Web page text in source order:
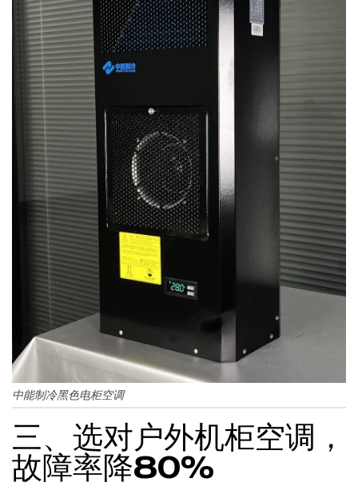
中能制冷黑色电柜空调
三、选对户外机柜空调，
故障率降80%